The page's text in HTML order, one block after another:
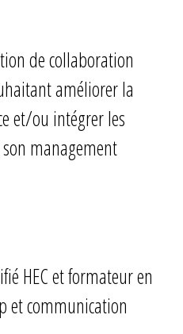
de collaboration
améliorer la
et/ou intégrer les
management
HEC et formateur en
et communication